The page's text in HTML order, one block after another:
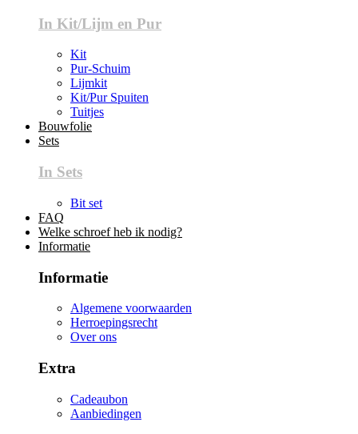
In Kit/Lijm en Pur
Kit
Pur-Schuim
Lijmkit
Kit/Pur Spuiten
Tuitjes
Bouwfolie
Sets
In Sets
Bit set
FAQ
Welke schroef heb ik nodig?
Informatie
Informatie
Algemene voorwaarden
Herroepingsrecht
Over ons
Extra
Cadeaubon
Aanbiedingen